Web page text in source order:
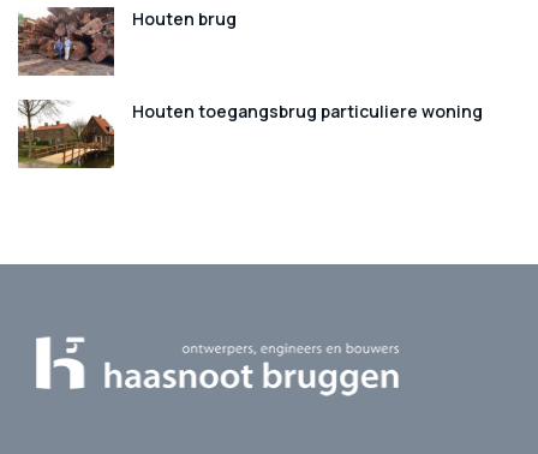
Houten brug
Houten toegangsbrug particuliere woning